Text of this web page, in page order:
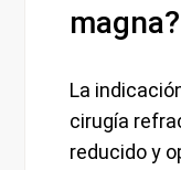
magna?
La
cirugía
reducido y